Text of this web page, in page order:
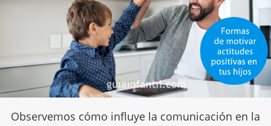
Observemos cómo influye la comunicación en la